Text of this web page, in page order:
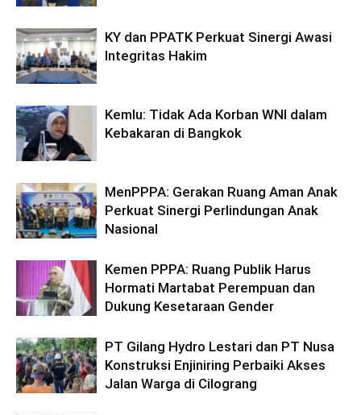
KY dan PPATK Perkuat Sinergi Awasi
Integritas Hakim
Kemlu: Tidak Ada Korban WNI dalam
Kebakaran di Bangkok
MenPPPA: Gerakan Ruang Aman Anak
Perkuat Sinergi Perlindungan Anak
Nasional
Kemen PPPA: Ruang Publik Harus
Hormati Martabat Perempuan dan
Dukung Kesetaraan Gender
PT Gilang Hydro Lestari dan PT Nusa
Konstruksi Enjiniring Perbaiki Akses
Jalan Warga di Cilograng